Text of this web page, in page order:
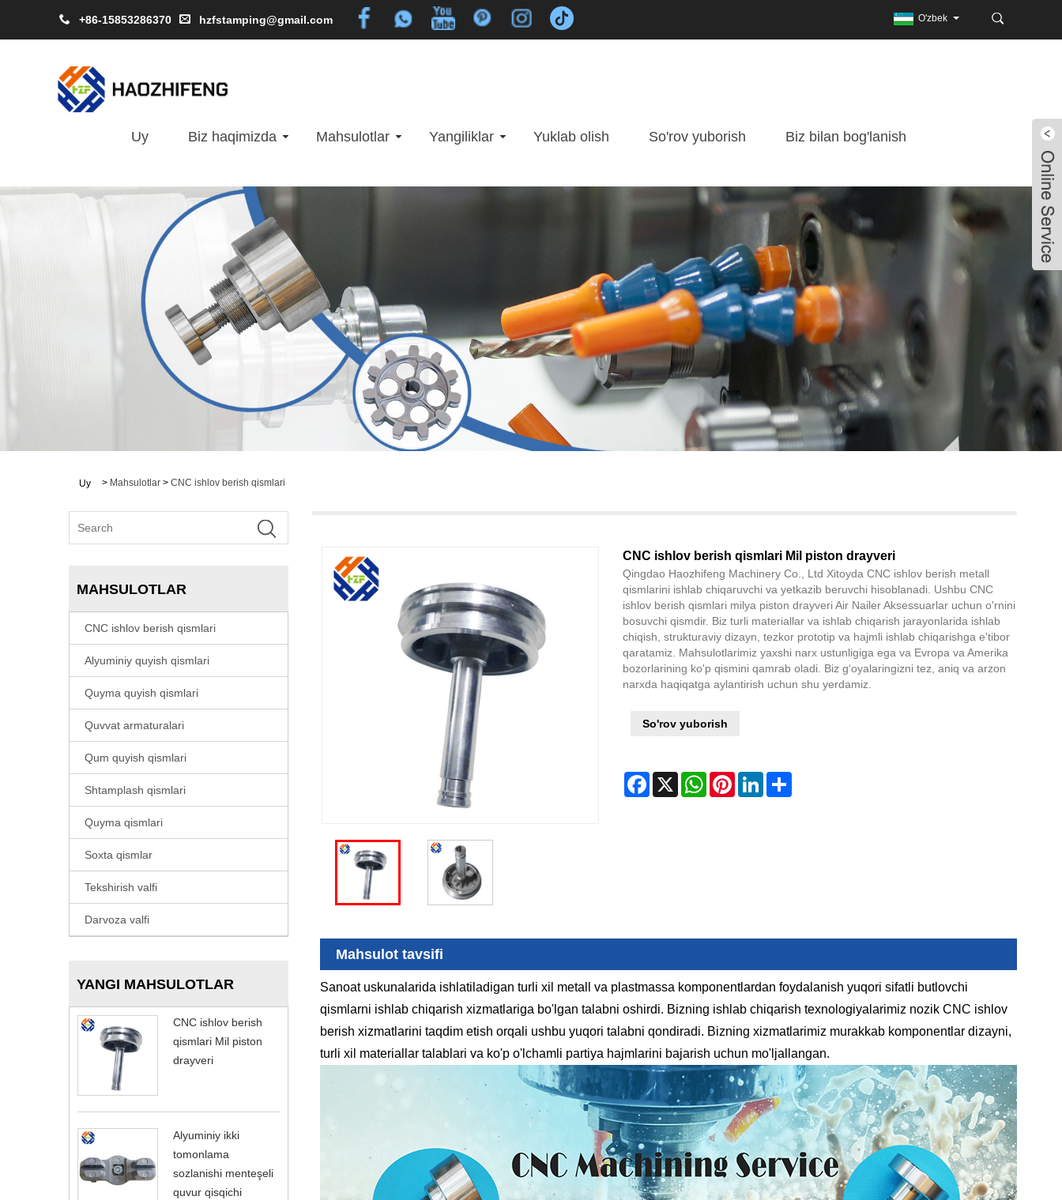
+86-15853286370 hzfstamping@gmail.com O'zbek
Uy Biz haqimizda Mahsulotlar Yangiliklar Yuklab olish So'rov yuborish Biz bilan bog'lanish
Uy > Mahsulotlar > CNC ishlov berish qismlari
MAHSULOTLAR
CNC ishlov berish qismlari
Alyuminiy quyish qismlari
Quyma quyish qismlari
Quvvat armaturalari
Qum quyish qismlari
Shtamplash qismlari
Quyma qismlari
Soxta qismlar
Tekshirish valfi
Darvoza valfi
YANGI MAHSULOTLAR
CNC ishlov berish
qismlari Mil piston
drayveri
Alyuminiy ikki
tomonlama
sozlanishi menteşeli
quvur qisqichi
CNC ishlov berish qismlari Mil piston drayveri
Qingdao Haozhifeng Machinery Co., Ltd Xitoyda CNC ishlov berish metall
qismlarini ishlab chiqaruvchi va yetkazib beruvchi hisoblanadi. Ushbu CNC
ishlov berish qismlari milya piston drayveri Air Nailer Aksessuarlar uchun o'rnini
bosuvchi qismdir. Biz turli materiallar va ishlab chiqarish jarayonlarida ishlab
chiqish, strukturaviy dizayn, tezkor prototip va hajmli ishlab chiqarishga e'tibor
qaratamiz. Mahsulotlarimiz yaxshi narx ustunligiga ega va Evropa va Amerika
bozorlarining ko'p qismini qamrab oladi. Biz g‘oyalaringizni tez, aniq va arzon
narxda haqiqatga aylantirish uchun shu yerdamiz.
So'rov yuborish
Facebook
X WhatsAppPinterestLinkedIn
Mahsulot tavsifi
Sanoat uskunalarida ishlatiladigan turli xil metall va plastmassa komponentlardan foydalanish yuqori sifatli butlovchi
qismlarni ishlab chiqarish xizmatlariga bo'lgan talabni oshirdi. Bizning ishlab chiqarish texnologiyalarimiz nozik CNC ishlov
berish xizmatlarini taqdim etish orqali ushbu yuqori talabni qondiradi. Bizning xizmatlarimiz murakkab komponentlar dizayni,
turli xil materiallar talablari va ko'p o'lchamli partiya hajmlarini bajarish uchun mo'ljallangan.